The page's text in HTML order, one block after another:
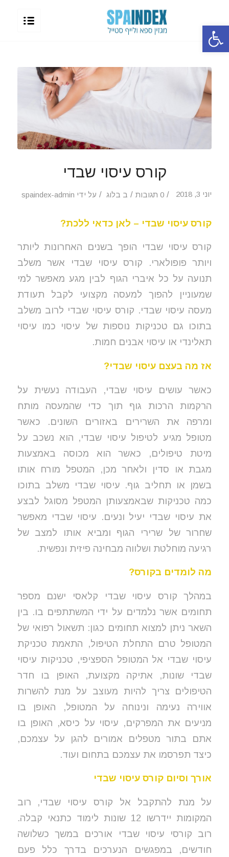
פתח סרגל נגישות
קורס עיסוי שבדי
יוני 3, 2018 / 0 תגובות / ב בלוג / על ידי spaindex-admin
קורס עיסוי שבדי – לאן כדאי ללכת?
קורס עיסוי שבדי הופך בשנים האחרונות ליותר
ויותר פופולארי. קורס עיסוי שבדי אשר משלב
תנועה על כל איברי הגוף לבין מגע מאפשר למי
שמעוניין להפוך למעסה מקצועי לקבל תעודת
מעסה עיסוי שבדי. קורס עיסוי שבדי לרוב משלב
בתוכו גם טכניקות נוספות של עיסוי כמו עיסוי
תאלינדי או עיסוי אבנים חמות.
אז מה בעצם עיסוי שבדי?
כאשר עושים עיסוי שבדי, העבודה נעשית על
הרקמות הרכות גוף תוך כדי שהמעסה מותח
ומרפה את השרירים באזורים השונים. כאשר
מטופל מגיע לטיפול עיסוי שבדי, הוא נשכב על
מיטת טיפולים, כאשר הוא מכוסה באמצעות
מגבת או סדין ולאחר מכן, המטפל מורח אותו
בשמן או תחליב גוף. עיסוי שבדי משלב בתוכו
כמה טכניקות שבאמצעותן המטפל מסוגל לבצע
את עיסוי שבדי יעיל ונעים. עיסוי שבדי מאפשר
שחרור של שרירי הגוף ומביא אותו למצב של
רגיעה מוחלטת ושלווה מבחינה פיזית ונפשית.
מה לומדים בקורס?
במהלך קורס עיסוי שבדי קלאסי ישנם מספר
תחומים אשר נלמדים על ידי המשתתפים בו. בין
השאר ניתן למצוא תחומים כגון: תשאול רפואי של
המטופל טרם התחלת הטיפול, התאמת טכניקת
עיסוי שבדי אל המטופל הספציפי, טכניקות עיסוי
שבדי שונות, אתיקה מקצועת, האופן בו חדר
הטיפולים צריך להיות מעוצב על מנת להשרות
אווירה נעימה ונינוחה על המטופל, האופן בו
מניעים את המפרקים, עיסוי על כיסא, האופן בו
אתם בתור מטפלים אמורים להגן על עצמכם,
כיצד תפרסמו את עצמכם בתחום ועוד.
אורך וסיום קורס עיסוי שבדי
על מנת להתקבל אל קורס עיסוי שבדי, רוב
המקומות יידרשו 12 שונות לימוד כתנאי קבלה.
רוב קורסי עיסוי שבדי אורכים במשך כשלושה
חודשים, במפגשים הנערכים בדרך כלל פעם